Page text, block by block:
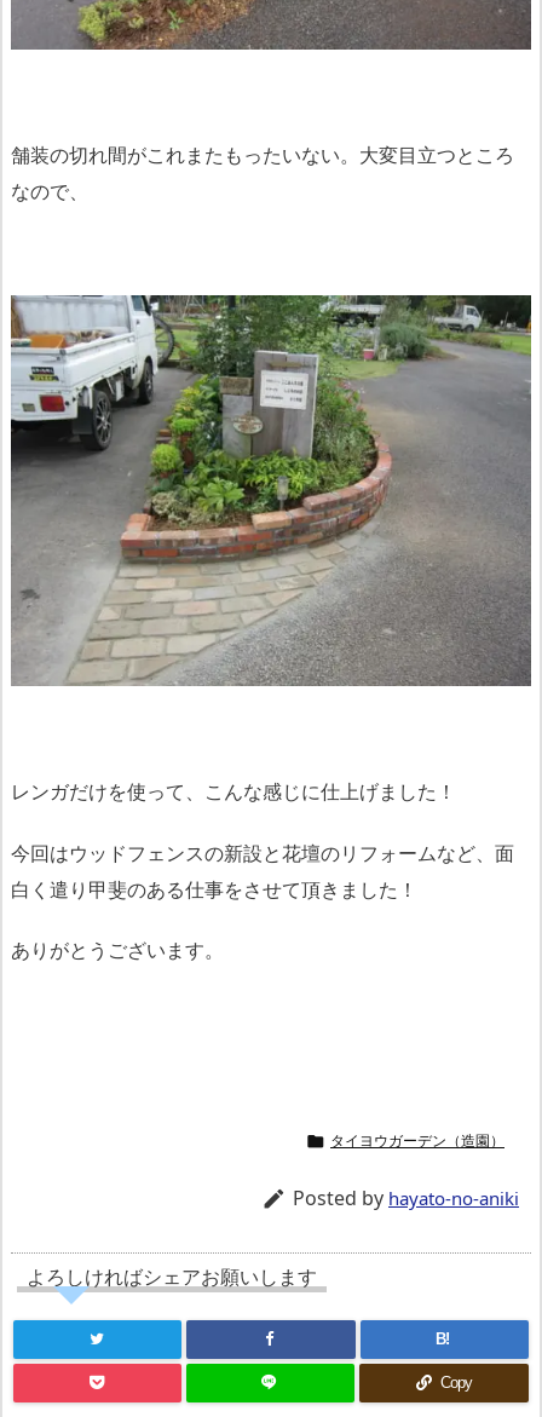
舗装の切れ間がこれまたもったいない。大変目立つところ
なので、
レンガだけを使って、こんな感じに仕上げました！
今回はウッドフェンスの新設と花壇のリフォームなど、面
白く遣り甲斐のある仕事をさせて頂きました！
ありがとうございます。
 タイヨウガーデン（造園）
 Posted by hayato-no-aniki
よろしければシェアお願いします
B!
Copy